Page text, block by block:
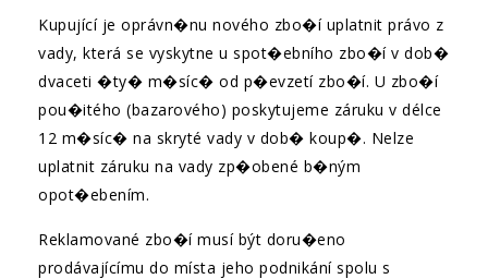
Kupující je oprávn�nu nového zbo�í uplatnit právo z
vady, která se vyskytne u spot�ebního zbo�í v dob�
dvaceti �ty� m�síc� od p�evzetí zbo�í. U zbo�í
pou�itého (bazarového) poskytujeme záruku v délce
12 m�síc� na skryté vady v dob� koup�. Nelze
uplatnit záruku na vady zp�obené b�ným
opot�ebením.
Reklamované zbo�í musí být doru�eno
prodávajícímu do místa jeho podnikání spolu s